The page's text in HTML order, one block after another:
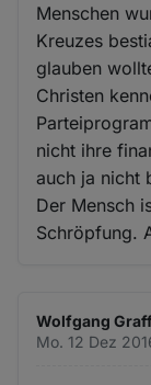
Menschen
Kreuzes
glauben
Christen
nicht ihre
auch ja nicht
Der Mensch
Schröpfung.
Wolfgang
Mo. 12 Dez